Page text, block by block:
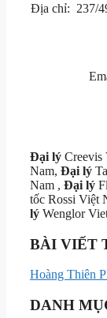
Địa chỉ: 237/
Đại lý Creevis
Nam, Đại lý
Nam , Đại lý
tốc Rossi Việt
lý Wenglor
BÀI VIẾT
Hoàng Thiên
DANH